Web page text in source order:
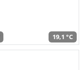
19,1 °C